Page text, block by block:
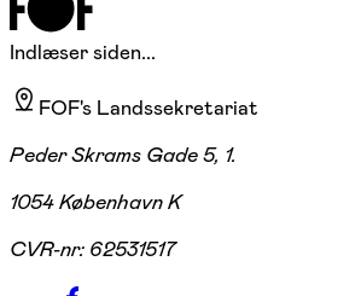
Indlæser siden...
FOF's Landssekretariat
Peder Skrams Gade 5, 1.
1054 København K
CVR-nr: 62531517